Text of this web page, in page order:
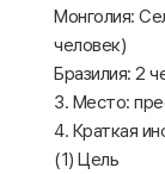
Монголия:
человек)
Бразилия: 2
3. Место:
4. Краткая
(1) Цель